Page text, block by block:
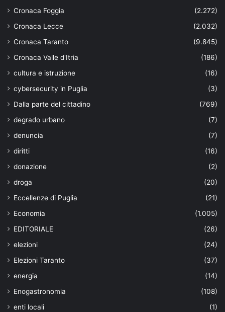
Cronaca Foggia
(2.272)
Cronaca Lecce
(2.032)
Cronaca Taranto
(9.845)
Cronaca Valle d'Itria
(186)
cultura e istruzione
(16)
cybersecurity in Puglia
(3)
Dalla parte del cittadino
(769)
degrado urbano
(7)
denuncia
(7)
diritti
(16)
donazione
(2)
droga
(20)
Eccellenze di Puglia
(21)
Economia
(1.005)
EDITORIALE
(26)
elezioni
(24)
Elezioni Taranto
(37)
energia
(14)
Enogastronomia
(108)
enti locali
(1)